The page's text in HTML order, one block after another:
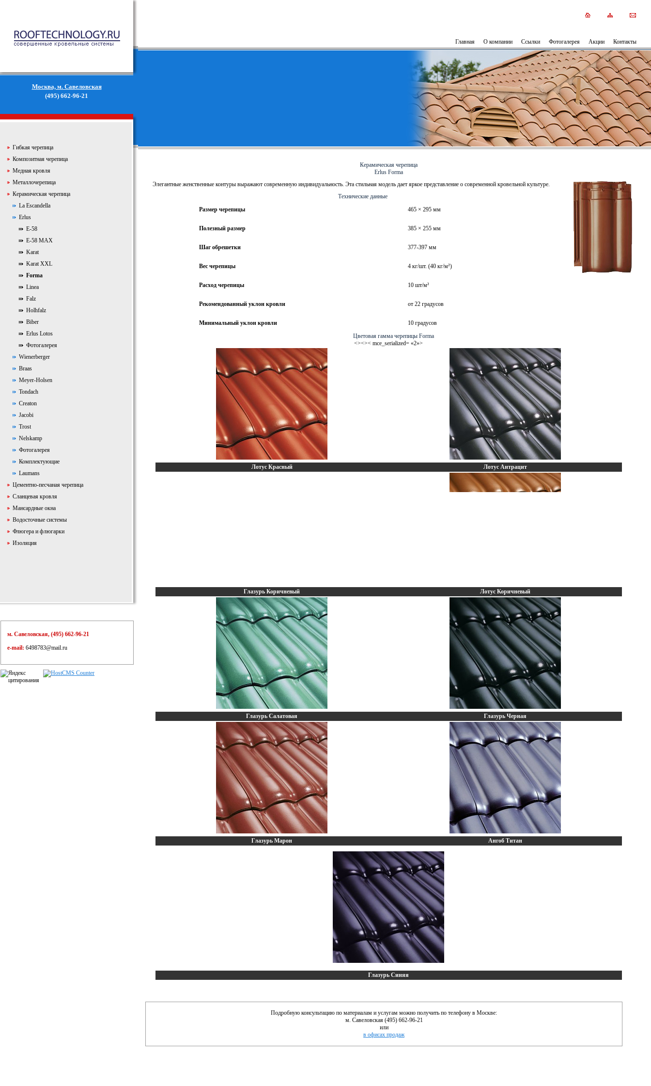
Главная О компании Ссылки Фотогалерея Акции Контакты
Керамическая черепица
Erlus Forma
Элегантные женственные контуры выражают современную индивидуальность. Эта стильная модель дает яркое представление о современной кровельной культуре.
Технические данные
Размер черепицы
465 × 295 мм
Полезный размер 385 × 255 мм
Шаг обрешетки 377-397 мм
Вес черепицы 4 кг/шт. (40кг/м²)
Расход черепицы 10 шт/м²
Рекомендованный уклон кровли от 22 градусов
Минимальный уклон кровли
10 градусов
Цветовая гамма черепицы Forma
<><>< mce_serialized= «2»>
Лотус Красный Лотус Антрацит
Глазурь Коричневый Лотус Коричневый
Глазурь Салатовая Глазурь Черная
Глазурь Марон Ангоб Титан
Глазурь Синяя
Подробную консультацию по материалам и услугам можно получить по телефону в Москве:
м. Савеловская (495) 662-96-21
или
в офисах продаж
Москва, м. Савеловская
(495) 662-96-21
Гибкая черепица
Композитная черепица
Медная кровля
Металлочерепица
Керамическая черепица
La Escandella
Erlus
E-58
E-58 MAX
Karat
Karat XXL
Forma
Linea
Falz
Holhfalz
Biber
Erlus Lotos
Фотогалерея
Wienerberger
Braas
Meyer-Holsen
Tondach
Creaton
Jacobi
Trost
Nelskamp
Фотогалерея
Комплектующие
Laumans
Цементно-песчаная черепица
Сланцевая кровля
Мансардные окна
Водосточные системы
Флюгера и флюгарки
Изоляция
м. Савеловская, (495) 662-96-21
e-mail: 6498783@mail.ru